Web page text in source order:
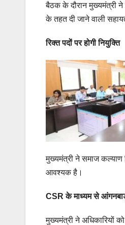
बैठक के दौरान मुख्यमंत्री
के तहत दी जाने वाली
रिक्त पदों पर होगी नियुक्ति
मुख्यमंत्री ने समाज कल्याण
आवश्यक है।
CSR के माध्यम से
मुख्यमंत्री ने अधिकारियों